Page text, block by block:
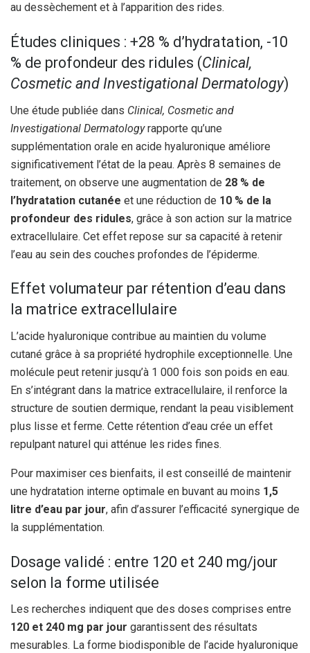
au dessèchement et à l’apparition des rides.
Études cliniques : +28 % d’hydratation, -10
% de profondeur des ridules (Clinical,
Cosmetic and Investigational Dermatology)
Une étude publiée dans Clinical, Cosmetic and
Investigational Dermatologyrapporte qu’une
supplémentation orale en acide hyaluronique améliore
significativement l’état de la peau. Après 8 semaines de
traitement, on observe une augmentation de 28 % de
l’hydratation cutanée et une réduction de 10 % de la
profondeur des ridules, grâce à son action sur la matrice
extracellulaire. Cet effet repose sur sa capacité à retenir
l’eau au sein des couches profondes de l’épiderme.
Effet volumateur par rétention d’eau dans
la matrice extracellulaire
L’acide hyaluronique contribue au maintien du volume
cutané grâce à sa propriété hydrophile exceptionnelle. Une
molécule peut retenir jusqu’à 1 000 fois son poids en eau.
En s’intégrant dans la matrice extracellulaire, il renforce la
structure de soutien dermique, rendant la peau visiblement
plus lisse et ferme. Cette rétention d’eau crée un effet
repulpant naturel qui atténue les rides fines.
Pour maximiser ces bienfaits, il est conseillé de maintenir
une hydratation interne optimale en buvant au moins 1,5
litre d’eau par jour, afin d’assurer l’efficacité synergique de
la supplémentation.
Dosage validé : entre 120 et 240 mg/jour
selon la forme utilisée
Les recherches indiquent que des doses comprises entre
120 et 240 mg par jour garantissent des résultats
mesurables. La forme biodisponible de l’acide hyaluronique